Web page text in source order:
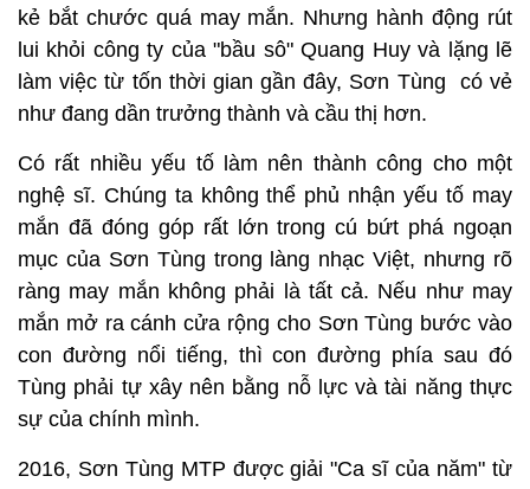
kẻ bắt chước quá may mắn. Nhưng hành động rút
lui khỏi công ty của "bầu sô" Quang Huy và lặng lẽ
làm việc từ tốn thời gian gần đây, Sơn Tùng có vẻ
như đang dần trưởng thành và cầu thị hơn.
Có rất nhiều yếu tố làm nên thành công cho một
nghệ sĩ. Chúng ta không thể phủ nhận yếu tố may
mắn đã đóng góp rất lớn trong cú bứt phá ngoạn
mục của Sơn Tùng trong làng nhạc Việt, nhưng rõ
ràng may mắn không phải là tất cả. Nếu như may
mắn mở ra cánh cửa rộng cho Sơn Tùng bước vào
con đường nổi tiếng, thì con đường phía sau đó
Tùng phải tự xây nên bằng nỗ lực và tài năng thực
sự của chính mình.
2016, Sơn Tùng MTP được giải "Ca sĩ của năm" từ